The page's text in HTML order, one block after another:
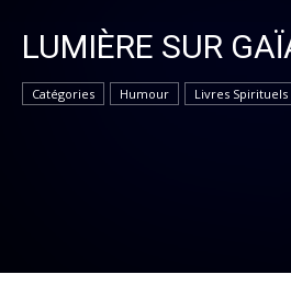
LUMIÈRE SUR
Catégories Humour Livres Spirituels